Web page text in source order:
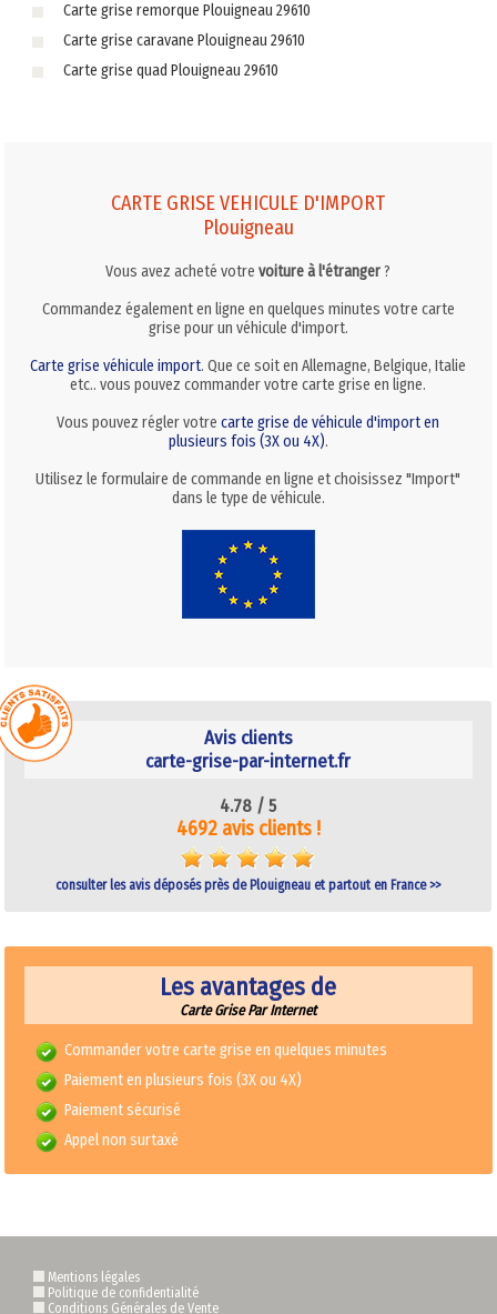
Carte grise remorque Plouigneau 29610
Carte grise caravane Plouigneau 29610
Carte grise quad Plouigneau 29610
CARTE GRISE VEHICULE D'IMPORT
Plouigneau
Vous avez acheté votrevoiture à l'étranger?
Commandez également en ligne en quelques minutes votre carte
grise pour un véhicule d'import.
Carte grise véhicule import. Que ce soit en Allemagne, Belgique, Italie
etc.. vous pouvez commander votre carte grise en ligne.
Vous pouvez régler votrecarte grise de véhicule d'import en
plusieurs fois (3X ou 4X).
Utilisez le formulaire de commande en ligne et choisissez "Import"
dans le type de véhicule.
Avis clients
carte-grise-par-internet.fr
4.78 /5
4692 avis clients !
consulter les avis déposés près de Plouigneau et partout en France >>
Les avantages de
Carte Grise Par Internet
Commander votre carte grise en quelques minutes
Paiement en plusieurs fois (3X ou 4X)
Paiement sécurisé
Appel non surtaxé
Mentions légales
Politique de confidentialité
Conditions Générales de Vente